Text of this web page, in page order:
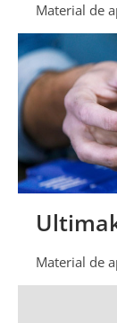
Material de
Material de